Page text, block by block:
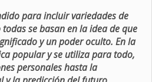
para incluir variedades de
se basan en la idea de que
y un poder oculto. En la
popular y se utiliza para todo,
personales hasta la